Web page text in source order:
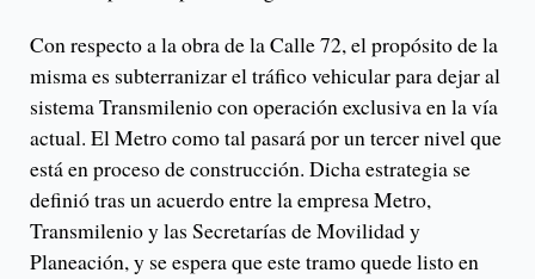
Con respecto a la obra de la Calle 72, el propósito de la
misma es subterranizar el tráfico vehicular para dejar al
sistema Transmilenio con operación exclusiva en la vía
actual. El Metro como tal pasará por un tercer nivel que
está en proceso de construcción. Dicha estrategia se
definió tras un acuerdo entre la empresa Metro,
Transmilenio y las Secretarías de Movilidad y
Planeación, y se espera que este tramo quede listo en